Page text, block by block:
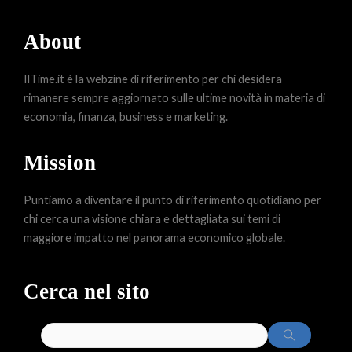
About
IlTime.it è la webzine di riferimento per chi desidera
rimanere sempre aggiornato sulle ultime novità in materia di
economia, finanza, business e marketing.
Mission
Puntiamo a diventare il punto di riferimento quotidiano per
chi cerca una visione chiara e dettagliata sui temi di
maggiore impatto nel panorama economico globale.
Cerca nel sito